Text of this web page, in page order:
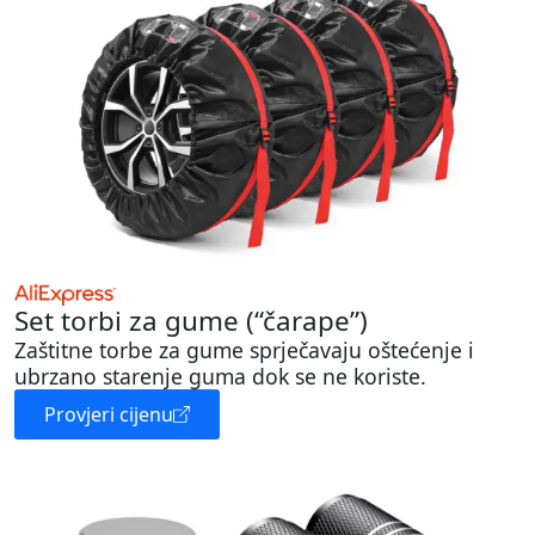
Set torbi za gume (“čarape”)
Zaštitne torbe za gume sprječavaju oštećenje i
ubrzano starenje guma dok se ne koriste.
Provjeri cijenu